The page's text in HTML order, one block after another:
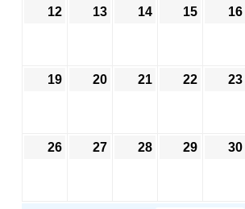
12 13 14 15 16
19 20 21 22 23
26 27 28 29 30